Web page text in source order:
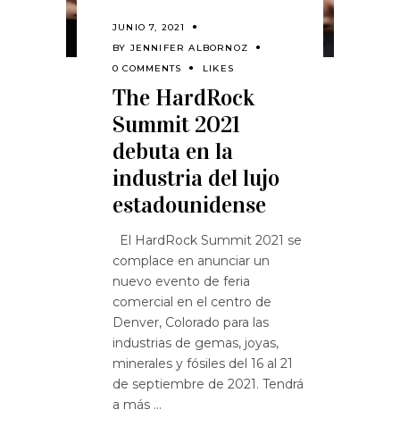
JUNIO 7, 2021
BY JENNIFER ALBORNOZ
0 COMMENTS
LIKES
The HardRock
Summit 2021
debuta en la
industria del lujo
estadounidense
El HardRock Summit 2021 se
complace en anunciar un
nuevo evento de feria
comercial en el centro de
Denver, Colorado para las
industrias de gemas, joyas,
minerales y fósiles del 16 al 21
de septiembre de 2021. Tendrá
a más